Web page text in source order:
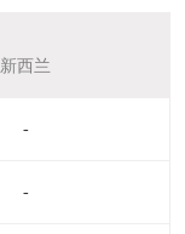
新西兰
-
-